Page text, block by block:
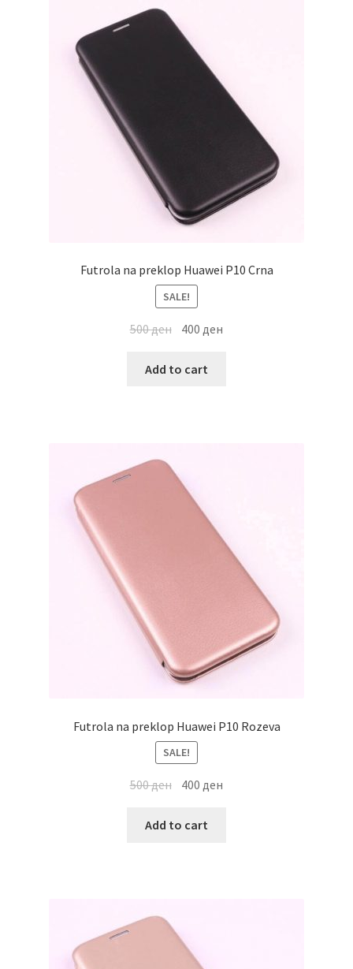
Futrola na preklop Huawei P10 Crna
SALE!
500ден 400 ден
Add to cart
Futrola na preklop Huawei P10 Rozeva
SALE!
500ден 400ден
Add to cart